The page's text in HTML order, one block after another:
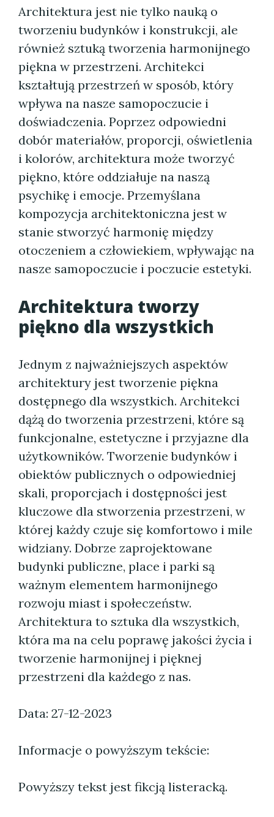
Architektura jest nie tylko nauką o
tworzeniu budynków i konstrukcji, ale
również sztuką tworzenia harmonijnego
piękna w przestrzeni. Architekci
kształtują przestrzeń w sposób, który
wpływa na nasze samopoczucie i
doświadczenia. Poprzez odpowiedni
dobór materiałów, proporcji, oświetlenia
i kolorów, architektura może tworzyć
piękno, które oddziałuje na naszą
psychikę i emocje. Przemyślana
kompozycja architektoniczna jest w
stanie stworzyć harmonię między
otoczeniem a człowiekiem, wpływając na
nasze samopoczucie i poczucie estetyki.
Architektura tworzy
piękno dla wszystkich
Jednym z najważniejszych aspektów
architektury jest tworzenie piękna
dostępnego dla wszystkich. Architekci
dążą do tworzenia przestrzeni, które są
funkcjonalne, estetyczne i przyjazne dla
użytkowników. Tworzenie budynków i
obiektów publicznych o odpowiedniej
skali, proporcjach i dostępności jest
kluczowe dla stworzenia przestrzeni, w
której każdy czuje się komfortowo i mile
widziany. Dobrze zaprojektowane
budynki publiczne, place i parki są
ważnym elementem harmonijnego
rozwoju miast i społeczeństw.
Architektura to sztuka dla wszystkich,
która ma na celu poprawę jakości życia i
tworzenie harmonijnej i pięknej
przestrzeni dla każdego z nas.
Data: 27-12-2023
Informacje o powyższym tekście:
Powyższy tekst jest fikcją listeracką.